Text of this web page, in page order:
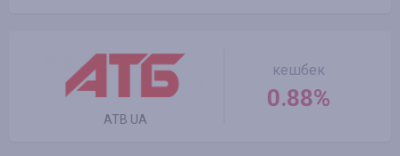
ATB UA
кешбек
0.88%